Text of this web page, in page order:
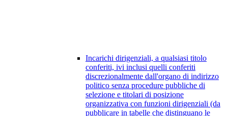
Incarichi dirigenziali, a qualsiasi titolo
conferiti, ivi inclusi quelli conferiti
discrezionalmente dall'organo di indirizzo
politico senza procedure pubbliche di
selezione e titolari di posizione
organizzativa con funzioni dirigenziali (da
pubblicare in tabelle che distinguano le